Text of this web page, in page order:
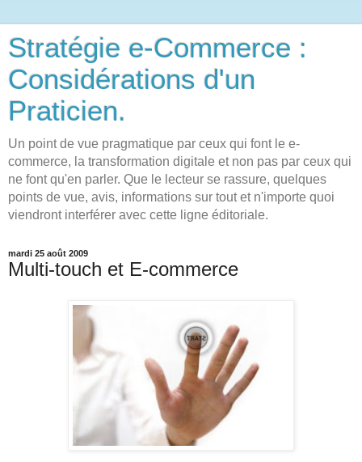
Stratégie e-Commerce :
Considérations d'un
Praticien.
Un point de vue pragmatique par ceux qui font le e-
commerce, la transformation digitale et non pas par ceux qui
ne font qu'en parler. Que le lecteur se rassure, quelques
points de vue, avis, informations sur tout et n'importe quoi
viendront interférer avec cette ligne éditoriale.
mardi 25 août 2009
Multi-touch et E-commerce